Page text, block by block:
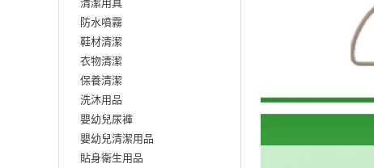
清潔用具
防水噴霧
鞋材清潔
衣物清潔
保養清潔
洗沐用品
嬰幼兒尿褲
嬰幼兒清潔用品
貼身衛生用品